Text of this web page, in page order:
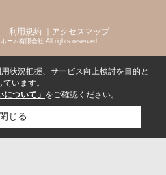
｜ 利用規約 ｜アクセスマップ
ーム有限会社 All rights reserved.
状況把握、サービス向上検討を目的と
います。
について」 をご確認ください。
閉じる